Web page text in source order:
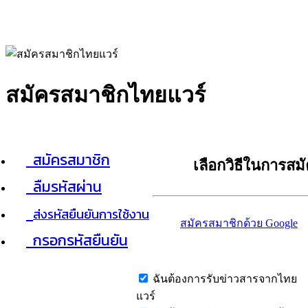
สมัครสมาชิกไทยแวร์
สมัครสมาชิก
ลืมรหัสผ่าน
ส่งรหัสยืนยันการใช้งาน
กรอกรหัสยืนยัน
เลือกวิธีในการส
สมัครสมาชิกด้วย Google
ฉันต้องการรับข่าวสารจากไทย
แวร์